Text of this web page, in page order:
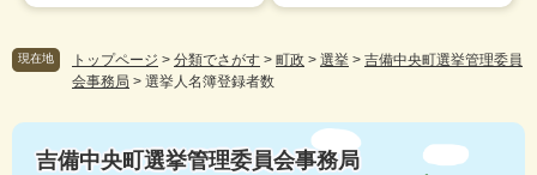
現在地 トップページ > 分類でさがす > 町政 > 選挙 > 吉備中央町選挙管理委員
会事務局 > 選挙人名簿登録者数
吉備中央町選挙管理委員会事務局